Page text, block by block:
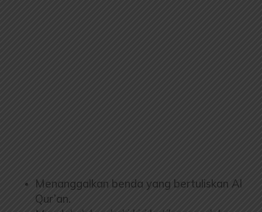
Menanggalkan benda yang bertuliskan Al
Qur’an.